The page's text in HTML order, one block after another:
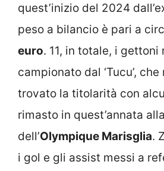
quest’inizio del 2024
peso a bilancio è pari a
euro. 11, in totale, i gettoni
campionato dal ‘Tucu’,
trovato la titolarità con
rimasto in quest’annata
dell’Olympique Marisglia.
i gol e gli assist messi a